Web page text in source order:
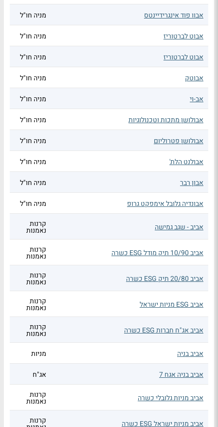
אבוו פוד אינגרידיינטס מניה חו"ל
אבוט לברטוריז מניה חו"ל
אבוט לברטוריז מניה חו"ל
אבוטק מניה חו"ל
אב-וי מניה חו"ל
אבולושן מתכות וטכנולוגיות מניה חו"ל
אבולושן פטרוליום מניה חו"ל
אבולנט הלת' מניה חו"ל
אבון רבר מניה חו"ל
אבונדיה גלובל אימפקט גרופ מניה חו"ל
אביב - שגב גמישה קרנות
נאמנות
אביב 10/90 תיק מודל ESG כשרה קרנות
נאמנות
אביב 20/80 תיק ESG כשרה קרנות
נאמנות
אביב ESG מניות ישראל קרנות
נאמנות
אביב אג"ח חברות ESG כשרה קרנות
נאמנות
אביב בניה
מניות
אביב בניה אגח 7 אג"ח
אביב מניות גלובלי כשרה קרנות
נאמנות
אביב מניות ישראל ESG כשרה קרנות